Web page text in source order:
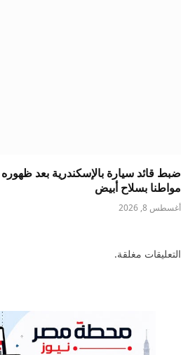
ضبط قائد سيارة بالإسكندرية بعد ظهوره
مواطنا بسلاح أبيض
أغسطس 8, 2026
التعليقات مغلقة.